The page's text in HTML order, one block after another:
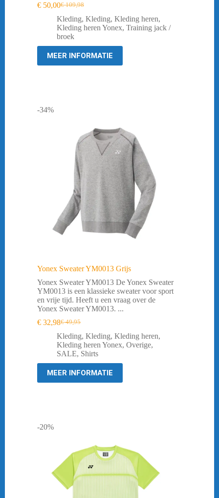
€109,98
Oorspronkelijke
prijs
was:
€ 109,98.
€ 50,00Huidige
prijs
is:
€ 50,00.
Kleding, Kleding, Kleding heren,
Kleding heren Yonex, Training jack /
broek
MEER INFORMATIE
-34%
Yonex Sweater YM0013 Grijs
Yonex Sweater YM0013 De Yonex Sweater
YM0013 is een klassieke sweater voor sport
en vrije tijd. Heeft u een vraag over de
Yonex Sweater YM0013. ...
€49,95
Oorspronkelijke
prijs
was:
€ 49,95.
€ 32,98Huidige
prijs
is:
€ 32,98.
Kleding, Kleding, Kleding heren,
Kleding heren Yonex, Overige,
SALE, Shirts
MEER INFORMATIE
-20%